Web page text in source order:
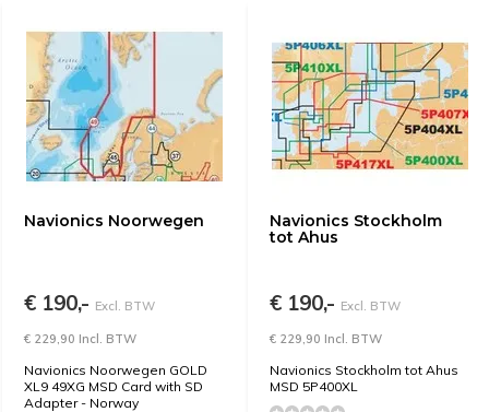
Navionics Noorwegen
€ 190,- Excl. BTW
€ 229,90 Incl. BTW
Navionics Noorwegen GOLD
XL9 49XG MSD Card with SD
Adapter - Norway
Navionics Stockholm
tot Ahus
€ 190,- Excl. BTW
€ 229,90 Incl. BTW
Navionics Stockholm tot Ahus
MSD 5P400XL